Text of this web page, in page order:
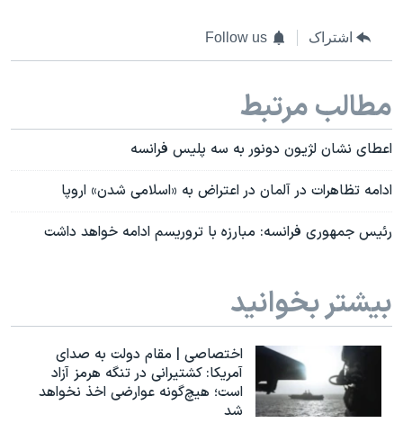
اشتراک Follow us
مطالب مرتبط
اعطای نشان لژیون دونور به سه پلیس فرانسه
ادامه تظاهرات در آلمان در اعتراض به «اسلامی شدن» اروپا
رئیس جمهوری فرانسه: مبارزه با تروریسم ادامه خواهد داشت
بیشتر بخوانید
اختصاصی | مقام دولت به صدای
آمریکا: کشتیرانی در تنگه هرمز آزاد
است؛ هیچ‌گونه عوارضی اخذ نخواهد
شد